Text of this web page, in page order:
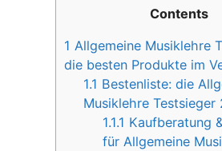
Contents
1 Allgemeine Musiklehre
die besten Produkte im
1.1 Bestenliste: die
Musiklehre Testsieger
1.1.1 Kaufberatung
für Allgemeine